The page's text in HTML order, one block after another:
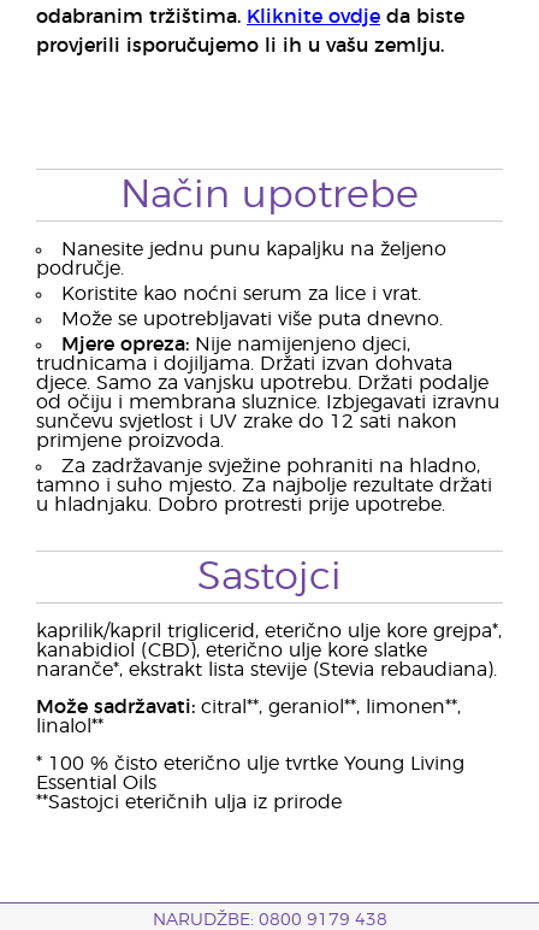
odabranim tržištima. Kliknite ovdje da biste
provjerili isporučujemo li ih u vašu zemlju.
Način upotrebe
Nanesite jednu punu kapaljku na željeno
područje.
Koristite kao noćni serum za lice i vrat.
Može se upotrebljavati više puta dnevno.
Mjere opreza: Nije namijenjeno djeci,
trudnicama i dojiljama. Držati izvan dohvata
djece. Samo za vanjsku upotrebu. Držati podalje
od očiju i membrana sluznice. Izbjegavati izravnu
sunčevu svjetlost i UV zrake do 12 sati nakon
primjene proizvoda.
Za zadržavanje svježine pohraniti na hladno,
tamno i suho mjesto. Za najbolje rezultate držati
u hladnjaku. Dobro protresti prije upotrebe.
Sastojci
kaprilik/kapril triglicerid, eterično ulje kore grejpa*,
kanabidiol (CBD), eterično ulje kore slatke
naranče*, ekstrakt lista stevije (Stevia rebaudiana).
Može sadržavati: citral**, geraniol**, limonen**,
linalol**
* 100 % čisto eterično ulje tvrtke Young Living
Essential Oils
**Sastojci eteričnih ulja iz prirode
NARUDŽBE: 0800 9179 438